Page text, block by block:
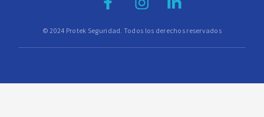
© 2024 Protek Seguridad. Todos los derechos reservados